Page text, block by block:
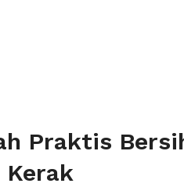
Praktis
Kerak